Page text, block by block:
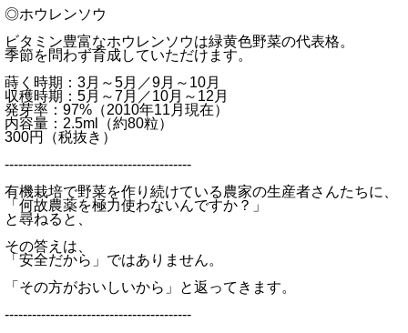
◎ホウレンソウ
ビタミン豊富なホウレンソウは緑黄色野菜の代表格。
季節を問わず育成していただけます。
蒔く時期：3月～5月／9月～10月
収穫時期：5月～7月／10月～12月
発芽率：97%（2010年11月現在）
内容量：2.5ml（約80粒）
300円（税抜き）
-----------------------------------------
有機栽培で野菜を作り続けている農家の生産者さんたちに、
「何故農薬を極力使わないんですか？」
と尋ねると、
その答えは、
「安全だから」ではありません。
「その方がおいしいから」と返ってきます。
-----------------------------------------